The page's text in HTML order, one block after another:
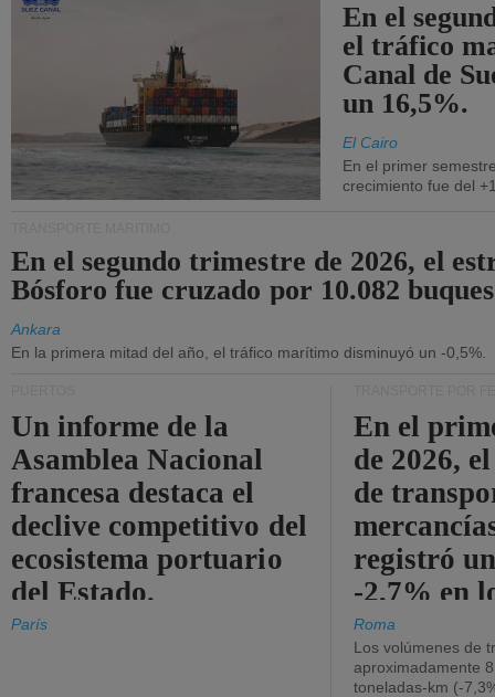
En el
el tráfico
Canal de
un 16,5%.
El Cairo
En el primer
crecimiento fue del
En el segundo trimestre de 2026, el
Bósforo fue cruzado por 10.082
Ankara
En la primera mitad del año, el tráfico marítimo disminuyó un -0,5%.
Un informe de la
Asamblea Nacional
francesa destaca el
declive competitivo del
ecosistema portuario
del Estado.
París
En el
de 2026,
de
registró
-2,7% en
Roma
Los volúmenes de
aproximadamente
toneladas-km (-